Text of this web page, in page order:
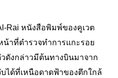
Rai หนังสือพิมพ์ของคูเวต
น้าที่ตำรวจทำการแกะรอย
ดังกล่าวมีต้นทางบินมาจาก
ได้ที่เหนือดาดฟ้าของตึกใกล้